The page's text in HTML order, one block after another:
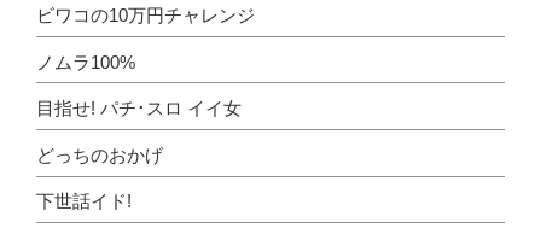
ビワコの10万円チャレンジ
ノムラ100%
目指せ! パチ･スロ イイ女
どっちのおかげ
下世話イド!